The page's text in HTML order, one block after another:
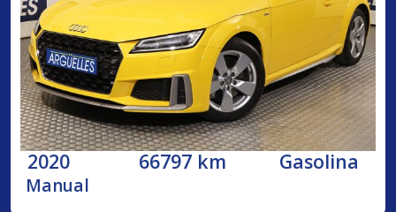
2020 66797 km Gasolina
Manual